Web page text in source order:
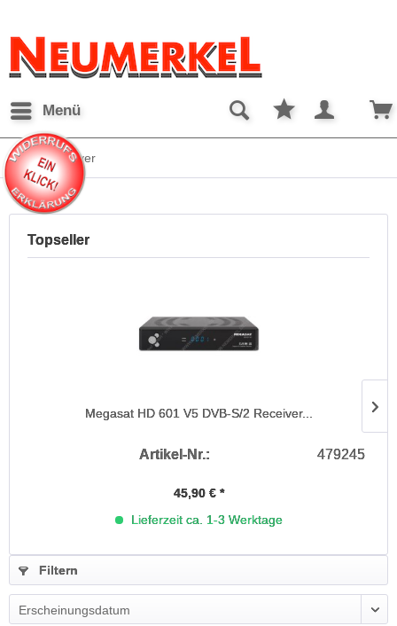
Menü
HDTV Receiver
Topseller
Megasat HD 601 V5 DVB-S/2 Receiver...
Artikel-Nr.: 479245
45,90 € *
Lieferzeit ca. 1-3 Werktage
Filtern